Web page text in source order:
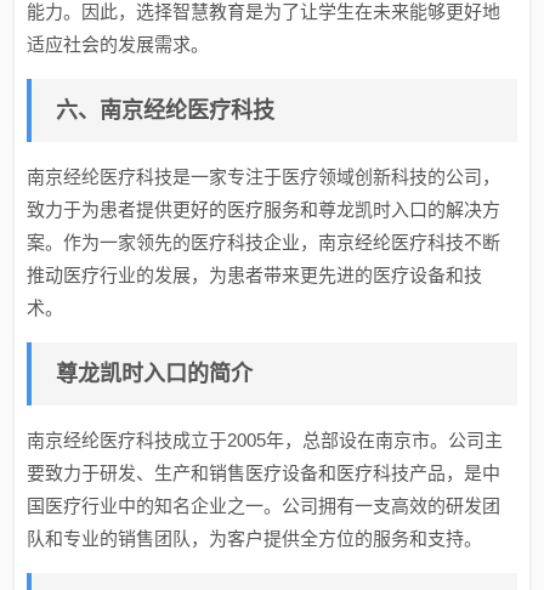
能力。因此，选择智慧教育是为了让学生在未来能够更好地
适应社会的发展需求。
六、南京经纶医疗科技
南京经纶医疗科技是一家专注于医疗领域创新科技的公司，
致力于为患者提供更好的医疗服务和尊龙凯时入口的解决方
案。作为一家领先的医疗科技企业，南京经纶医疗科技不断
推动医疗行业的发展，为患者带来更先进的医疗设备和技
术。
尊龙凯时入口的简介
南京经纶医疗科技成立于2005年，总部设在南京市。公司主
要致力于研发、生产和销售医疗设备和医疗科技产品，是中
国医疗行业中的知名企业之一。公司拥有一支高效的研发团
队和专业的销售团队，为客户提供全方位的服务和支持。